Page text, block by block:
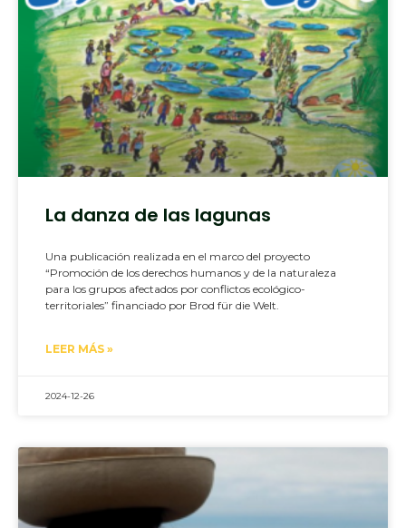
La danza de las lagunas
Una publicación realizada en el marco del proyecto
“Promoción de los derechos humanos y de la naturaleza
para los grupos afectados por conflictos ecológico-
territoriales” financiado por Brod für die Welt.
LEER MÁS »
2024-12-26